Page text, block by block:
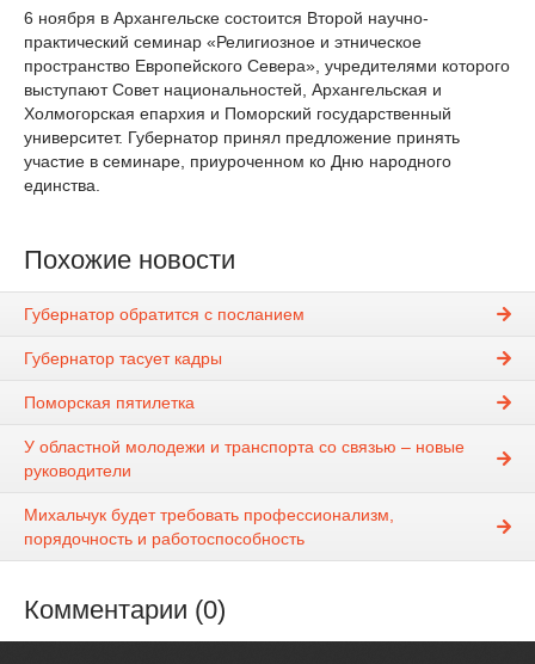
6 ноября в Архангельске состоится Второй научно-
практический семинар «Религиозное и этническое
пространство Европейского Севера», учредителями которого
выступают Совет национальностей, Архангельская и
Холмогорская епархия и Поморский государственный
университет. Губернатор принял предложение принять
участие в семинаре, приуроченном ко Дню народного
единства.
Похожие новости
Губернатор обратится с посланием
Губернатор тасует кадры
Поморская пятилетка
У областной молодежи и транспорта со связью – новые
руководители
Михальчук будет требовать профессионализм,
порядочность и работоспособность
Комментарии (0)